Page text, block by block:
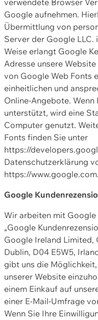
verwendete Browser
Google aufnehmen.
Übermittlung von
Server der Google LLC.
Weise erlangt Google
Adresse unsere
von Google Web Fonts
einheitlichen und
Online-Angebote.
unterstützt, wird eine
Computer genutzt.
Fonts finden Sie unter
https://
Datenschutzerklärung
https://
Google
Wir arbeiten mit Google
„Google
Google Ireland Limited,
Dublin, D04 E5W5,
gibt uns die
unserer Website
einem Einkauf auf
einer E-Mail-Umfrage
Wenn Sie Ihre